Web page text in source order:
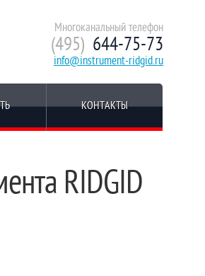
Многоканальный телефон
(495) 644-75-73
info@instrument-ridgid.ru
КОНТАКТЫ
RIDGID